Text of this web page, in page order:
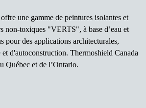
une gamme de peintures isolantes et
non-toxiques "VERTS", à base d’eau et
pour des applications architecturales,
d'autoconstruction. Thermoshield Canada
Québec et de l’Ontario.